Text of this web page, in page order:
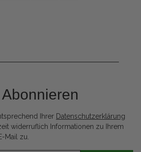
Ihrer Datenschutzerklärung
widerruflich Informationen zu Ihrem
Mail zu.